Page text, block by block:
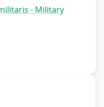
- Military